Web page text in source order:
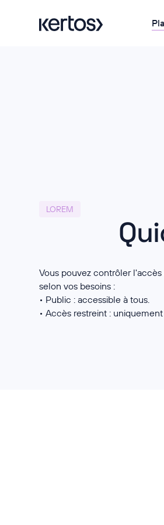
LOREM
Vous pouvez contrôler
selon vos besoins :
• Public : accessible à tous.
• Accès restreint :